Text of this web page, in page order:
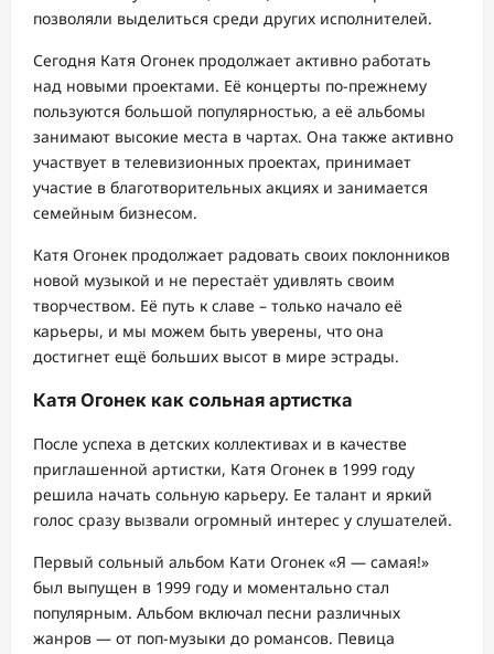
позволяли выделиться среди других исполнителей.
Сегодня Катя Огонек продолжает активно работать
над новыми проектами. Её концерты по-прежнему
пользуются большой популярностью, а её альбомы
занимают высокие места в чартах. Она также активно
участвует в телевизионных проектах, принимает
участие в благотворительных акциях и занимается
семейным бизнесом.
Катя Огонек продолжает радовать своих поклонников
новой музыкой и не перестаёт удивлять своим
творчеством. Её путь к славе – только начало её
карьеры, и мы можем быть уверены, что она
достигнет ещё больших высот в мире эстрады.
Катя Огонек как сольная артистка
После успеха в детских коллективах и в качестве
приглашенной артистки, Катя Огонек в 1999 году
решила начать сольную карьеру. Ее талант и яркий
голос сразу вызвали огромный интерес у слушателей.
Первый сольный альбом Кати Огонек «Я — самая!»
был выпущен в 1999 году и моментально стал
популярным. Альбом включал песни различных
жанров — от поп-музыки до романсов. Певица